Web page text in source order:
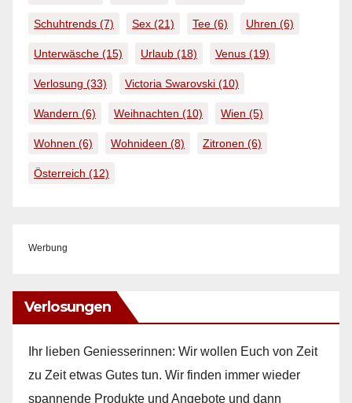
Schuhtrends (7) Sex (21) Tee (6) Uhren (6)
Unterwäsche (15) Urlaub (18) Venus (19)
Verlosung (33) Victoria Swarovski (10)
Wandern (6) Weihnachten (10) Wien (5)
Wohnen (6) Wohnideen (8) Zitronen (6)
Österreich (12)
Werbung
Verlosungen
Ihr lieben Geniesserinnen: Wir wollen Euch von Zeit
zu Zeit etwas Gutes tun. Wir finden immer wieder
spannende Produkte und Angebote und dann